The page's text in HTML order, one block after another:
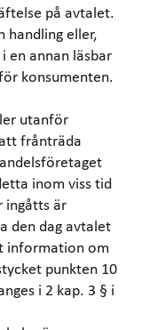
på avtalet.
handling eller,
en annan läsbar
konsumenten.
utanför
frånträda
inom viss tid
ingåtts är
den dag avtalet
information om
punkten 10
i 2 kap. 3 § i